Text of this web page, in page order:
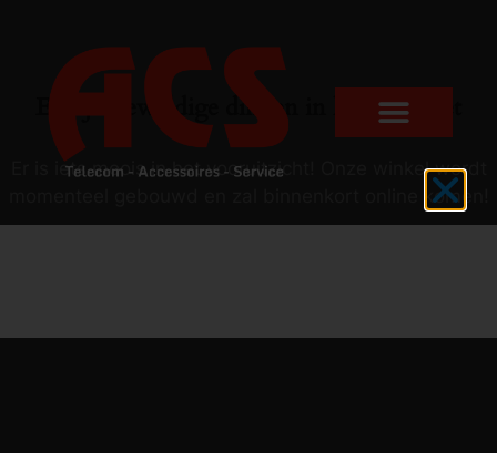
Er zijn geweldige dingen in het verschiet
Er is iets moois in het vooruitzicht! Onze winkel wordt
momenteel gebouwd en zal binnenkort online komen!